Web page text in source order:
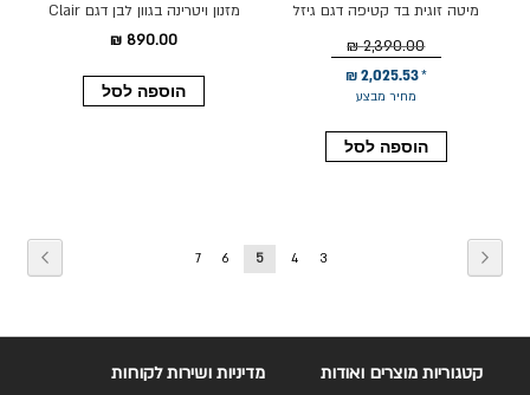
מיטה זוגית בד קטיפה דגם גיזל
מחיר מבצע
2,025.53 ₪
2,390.00 ₪
הוספה לסל
מזנון ויטרינה בגוון לבן דגם Clair
890.00 ₪
הוספה לסל
עמוד עמוד
3 עמוד
4
You're
5 עמוד
6 עמוד
7
קטגוריות מוצרים ואודות מדיניות ושירות לקוחות